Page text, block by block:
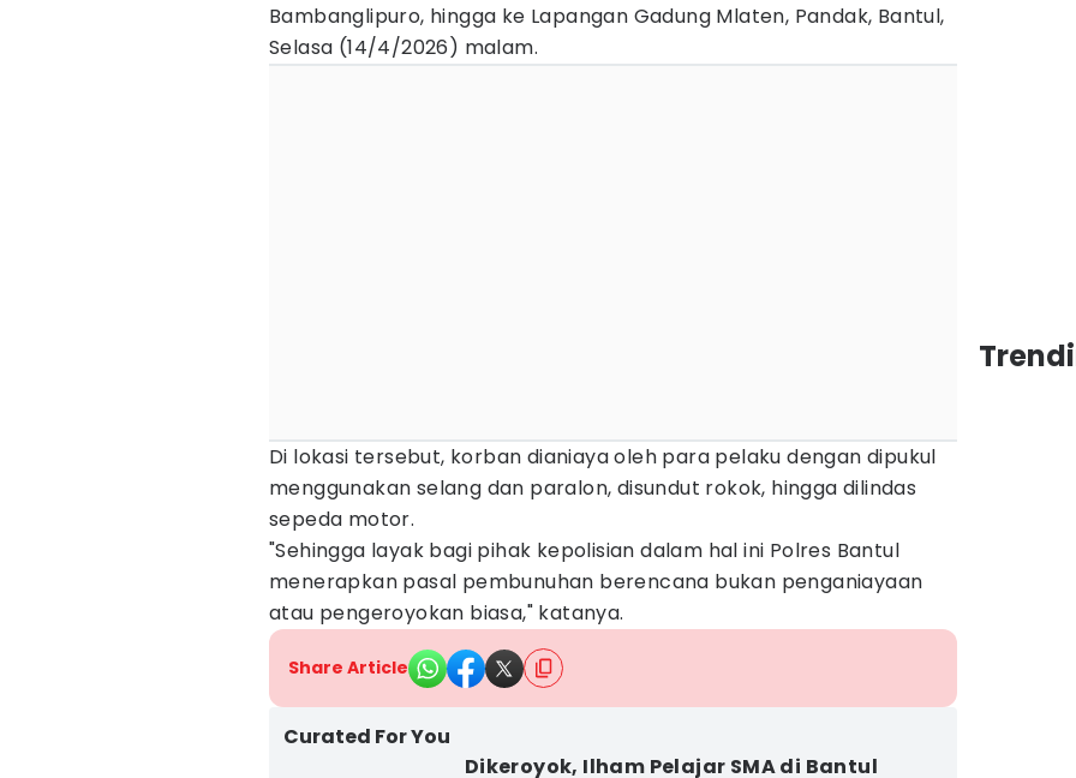
Bambanglipuro, hingga ke Lapangan Gadung Mlaten, Pandak, Bantul,
Selasa (14/4/2026) malam.
Di lokasi tersebut, korban dianiaya oleh para pelaku dengan dipukul
menggunakan selang dan paralon, disundut rokok, hingga dilindas
sepeda motor.
"Sehingga layak bagi pihak kepolisian dalam hal ini Polres Bantul
menerapkan pasal pembunuhan berencana bukan penganiayaan
atau pengeroyokan biasa," katanya.
Share Article
Curated For You
Dikeroyok, Ilham Pelajar SMA di Bantul